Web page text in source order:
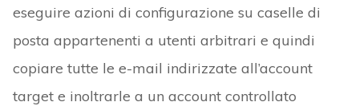
eseguire azioni di configurazione su caselle di
posta appartenenti a utenti arbitrari e quindi
copiare tutte le e-mail indirizzate all’account
target e inoltrarle a un account controllato